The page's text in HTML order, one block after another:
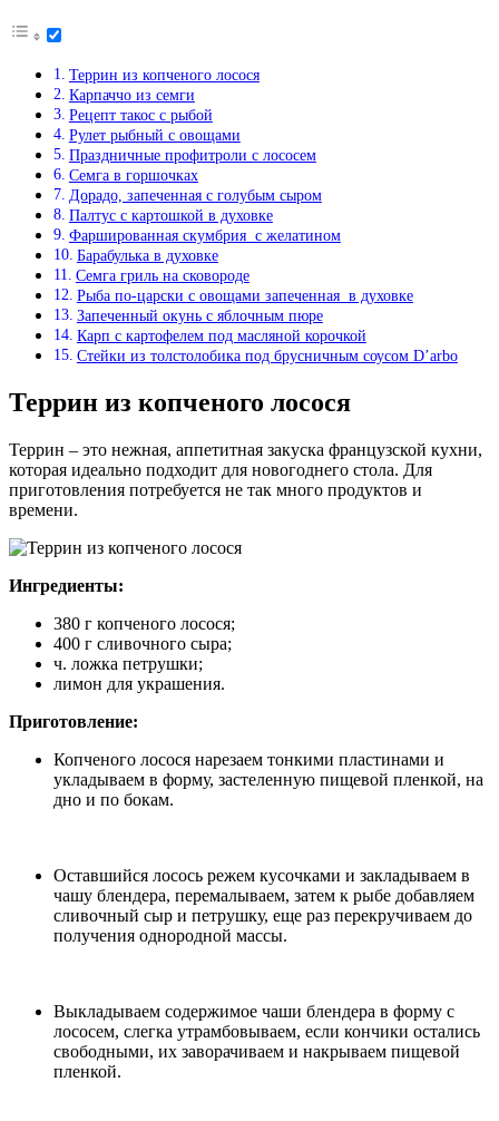
Террин из копченого лосося
Карпаччо из семги
Рецепт такос с рыбой
Рулет рыбный с овощами
Праздничные профитроли с лососем
Семга в горшочках
Дорадо, запеченная с голубым сыром
Палтус с картошкой в духовке
Фаршированная скумбрия с желатином
Барабулька в духовке
Семга гриль на сковороде
Рыба по-царски с овощами запеченная в духовке
Запеченный окунь с яблочным пюре
Карп с картофелем под масляной корочкой
Стейки из толстолобика под брусничным соусом D’arbo
Террин из копченого лосося
Террин – это нежная, аппетитная закуска французской кухни,
которая идеально подходит для новогоднего стола. Для
приготовления потребуется не так много продуктов и
времени.
Ингредиенты:
380 г копченого лосося;
400 г сливочного сыра;
ч. ложка петрушки;
лимон для украшения.
Приготовление:
Копченого лосося нарезаем тонкими пластинами и
укладываем в форму, застеленную пищевой пленкой, на
дно и по бокам.
Оставшийся лосось режем кусочками и закладываем в
чашу блендера, перемалываем, затем к рыбе добавляем
сливочный сыр и петрушку, еще раз перекручиваем до
получения однородной массы.
Выкладываем содержимое чаши блендера в форму с
лососем, слегка утрамбовываем, если кончики остались
свободными, их заворачиваем и накрываем пищевой
пленкой.